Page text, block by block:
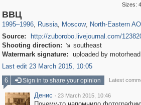
Sizes:
ВВЦ
1995–1996, Russia, Moscow, North-Eastern AO
Source:
http://zuborobo.livejournal.com/
Shooting direction:  southeast
Watermark signature:
uploaded by motorhead
Last edit 23 March 2015, 10:05
6
Sign in to share your opinion Latest
Денис · 23 March 2015, 10:46